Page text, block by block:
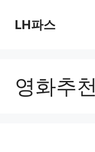
LH파스
영화추천